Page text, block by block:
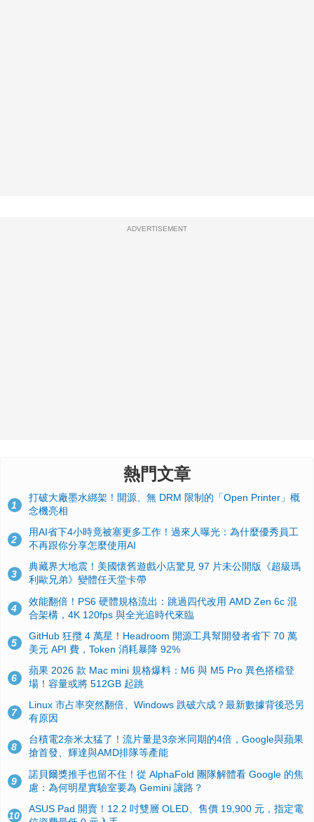
ADVERTISEMENT
熱門文章
1
打破大廠墨水綁架！開源、無 DRM 限制的「Open Printer」概
念機亮相
2
用AI省下4小時竟被塞更多工作！過來人曝光：為什麼優秀員工
不再跟你分享怎麼使用AI
3
典藏界大地震！美國懷舊遊戲小店驚見 97 片未公開版《超級瑪
利歐兄弟》變體任天堂卡帶
4
效能翻倍！PS6 硬體規格流出：跳過四代改用 AMD Zen 6c 混
合架構，4K 120fps 與全光追時代來臨
5
GitHub 狂攬 4 萬星！Headroom 開源工具幫開發者省下 70 萬
美元 API 費，Token 消耗暴降 92%
6
蘋果 2026 款 Mac mini 規格爆料：M6 與 M5 Pro 異色搭檔登
場！容量或將 512GB 起跳
7
Linux 市占率突然翻倍、Windows 跌破六成？最新數據背後恐另
有原因
8
台積電2奈米太猛了！流片量是3奈米同期的4倍，Google與蘋果
搶首發、輝達與AMD排隊等產能
9
諾貝爾獎推手也留不住！從 AlphaFold 團隊解體看 Google 的焦
慮：為何明星實驗室要為 Gemini 讓路？
10
ASUS Pad 開賣！12.2 吋雙層 OLED、售價 19,900 元，指定電